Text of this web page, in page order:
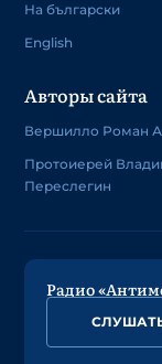
На български
English
Авторы сайта
Вершилло Роман
Протоиерей
Переслегин
Радио